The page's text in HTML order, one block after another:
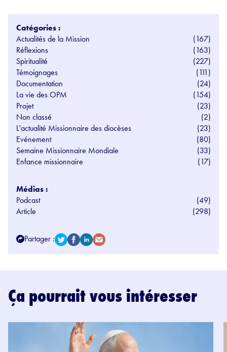
Catégories :
Actualités de la Mission
(167)
Réflexions
(163)
Spiritualité
(227)
Témoignages
(111)
Documentation
(24)
La vie des OPM
(154)
Projet
(23)
Non classé
(2)
L'actualité Missionnaire des diocèses
(23)
Evénement
(80)
Semaine Missionnaire Mondiale
(33)
Enfance missionnaire
(17)
Médias :
Podcast
(49)
Article
(298)
Partager :
Ça pourrait vous intéresser